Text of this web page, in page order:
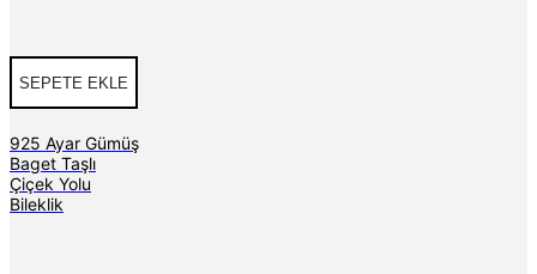
SEPETE EKLE
925 Ayar Gümüş
Baget Taşlı
Çiçek Yolu
Bileklik